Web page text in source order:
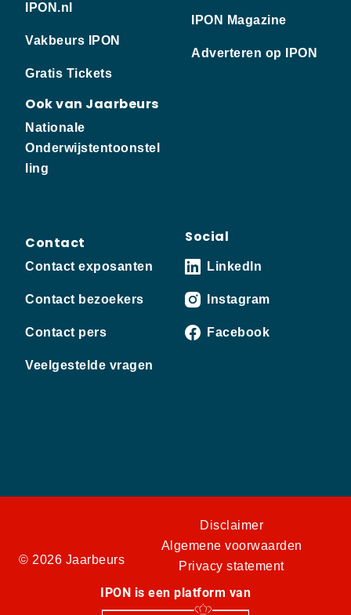
IPON.nl
Vakbeurs IPON
Gratis Tickets
Ook van Jaarbeurs
Nationale
Onderwijstentoonstel
ling
IPON Magazine
Adverteren op IPON
Contact
Contact exposanten
Contact bezoekers
Contact pers
Veelgestelde vragen
Social
LinkedIn
Instagram
Facebook
© 2026 Jaarbeurs
Disclaimer
Algemene voorwaarden
Privacy statement
IPON is een platform van